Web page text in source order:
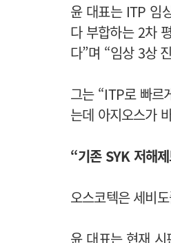
윤 대표는 ITP 임
다 부합하는 2차
다”며 “임상 3상
그는 “ITP로 빠르
는데 아지오스가
“기존 SYK 저해
오스코텍은 세비
윤 대표는 현재